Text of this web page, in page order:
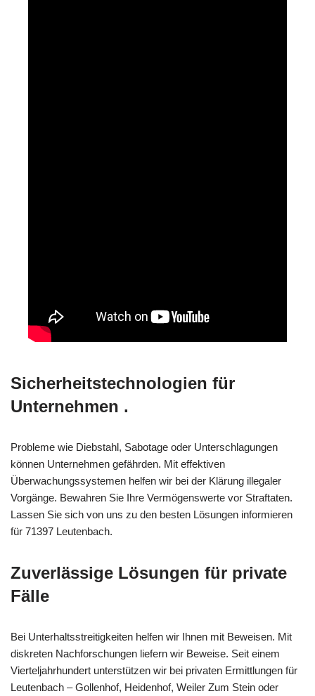
Sicherheitstechnologien für
Unternehmen .
Probleme wie Diebstahl, Sabotage oder Unterschlagungen
können Unternehmen gefährden. Mit effektiven
Überwachungssystemen helfen wir bei der Klärung illegaler
Vorgänge. Bewahren Sie Ihre Vermögenswerte vor Straftaten.
Lassen Sie sich von uns zu den besten Lösungen informieren
für 71397 Leutenbach.
Zuverlässige Lösungen für private
Fälle
Bei Unterhaltsstreitigkeiten helfen wir Ihnen mit Beweisen. Mit
diskreten Nachforschungen liefern wir Beweise. Seit einem
Vierteljahrhundert unterstützen wir bei privaten Ermittlungen für
Leutenbach – Gollenhof, Heidenhof, Weiler Zum Stein oder